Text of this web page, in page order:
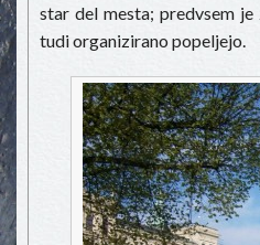
star del mesta; predvsem
tudi organizirano popeljejo.